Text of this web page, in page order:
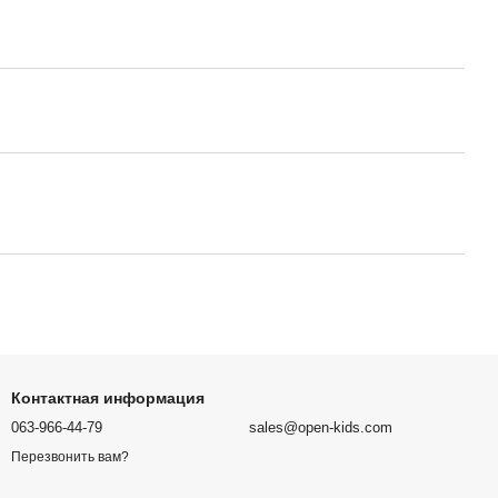
Контактная информация
063-966-44-79
Перезвонить вам?
sales@open-kids.com